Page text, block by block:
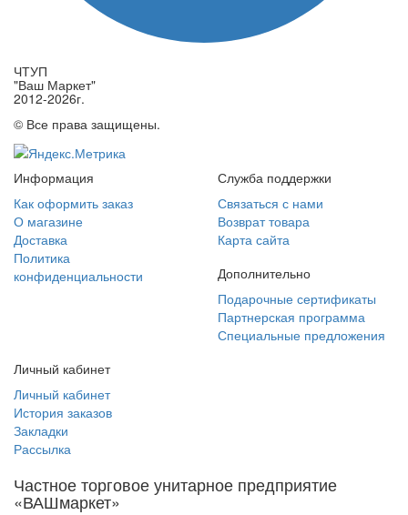
ЧТУП
"Ваш Маркет"
2012-2026г.
© Все права защищены.
Информация
Как оформить заказ
О магазине
Доставка
Политика
конфиденциальности
Служба поддержки
Связаться с нами
Возврат товара
Карта сайта
Дополнительно
Подарочные сертификаты
Партнерская программа
Специальные предложения
Личный кабинет
Личный кабинет
История заказов
Закладки
Рассылка
Частное торговое унитарное предприятие
«ВАШмаркет»